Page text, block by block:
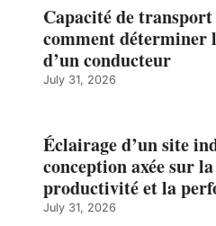
Capacité de
comment déterminer
d’un conducteur
July 31, 2026
Éclairage d’un site
conception axée sur
productivité et la
July 31, 2026